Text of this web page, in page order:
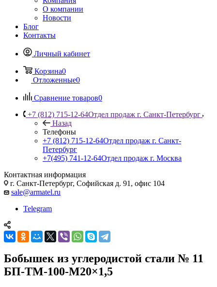
О компании
Новости
Блог
Контакты
Личный кабинет
Корзина0
Отложенные0
Сравнение товаров0
+7 (812) 715-12-64Отдел продаж г. Санкт-Петербург
Назад
Телефоны
+7 (812) 715-12-64Отдел продаж г. Санкт-
Петербург
+7(495) 741-12-64Отдел продаж г. Москва
Контактная информация
г. Санкт-Петербург, Софийская д. 91, офис 104
sale@armatel.ru
Telegram
Бобышек из уг­ле­ро­дис­той стали № 11
БП-ТМ-100-М20×1,5